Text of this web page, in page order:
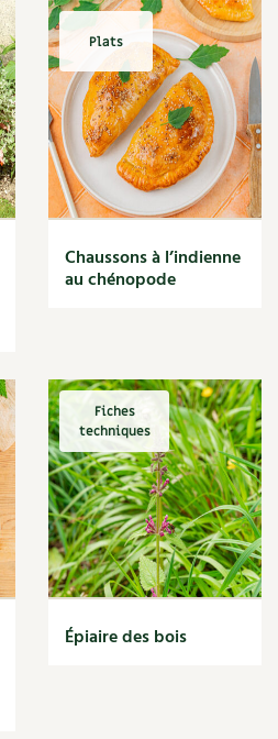
Plats
Chaussons à l’indienne
au chénopode
Fiches
techniques
Épiaire des bois